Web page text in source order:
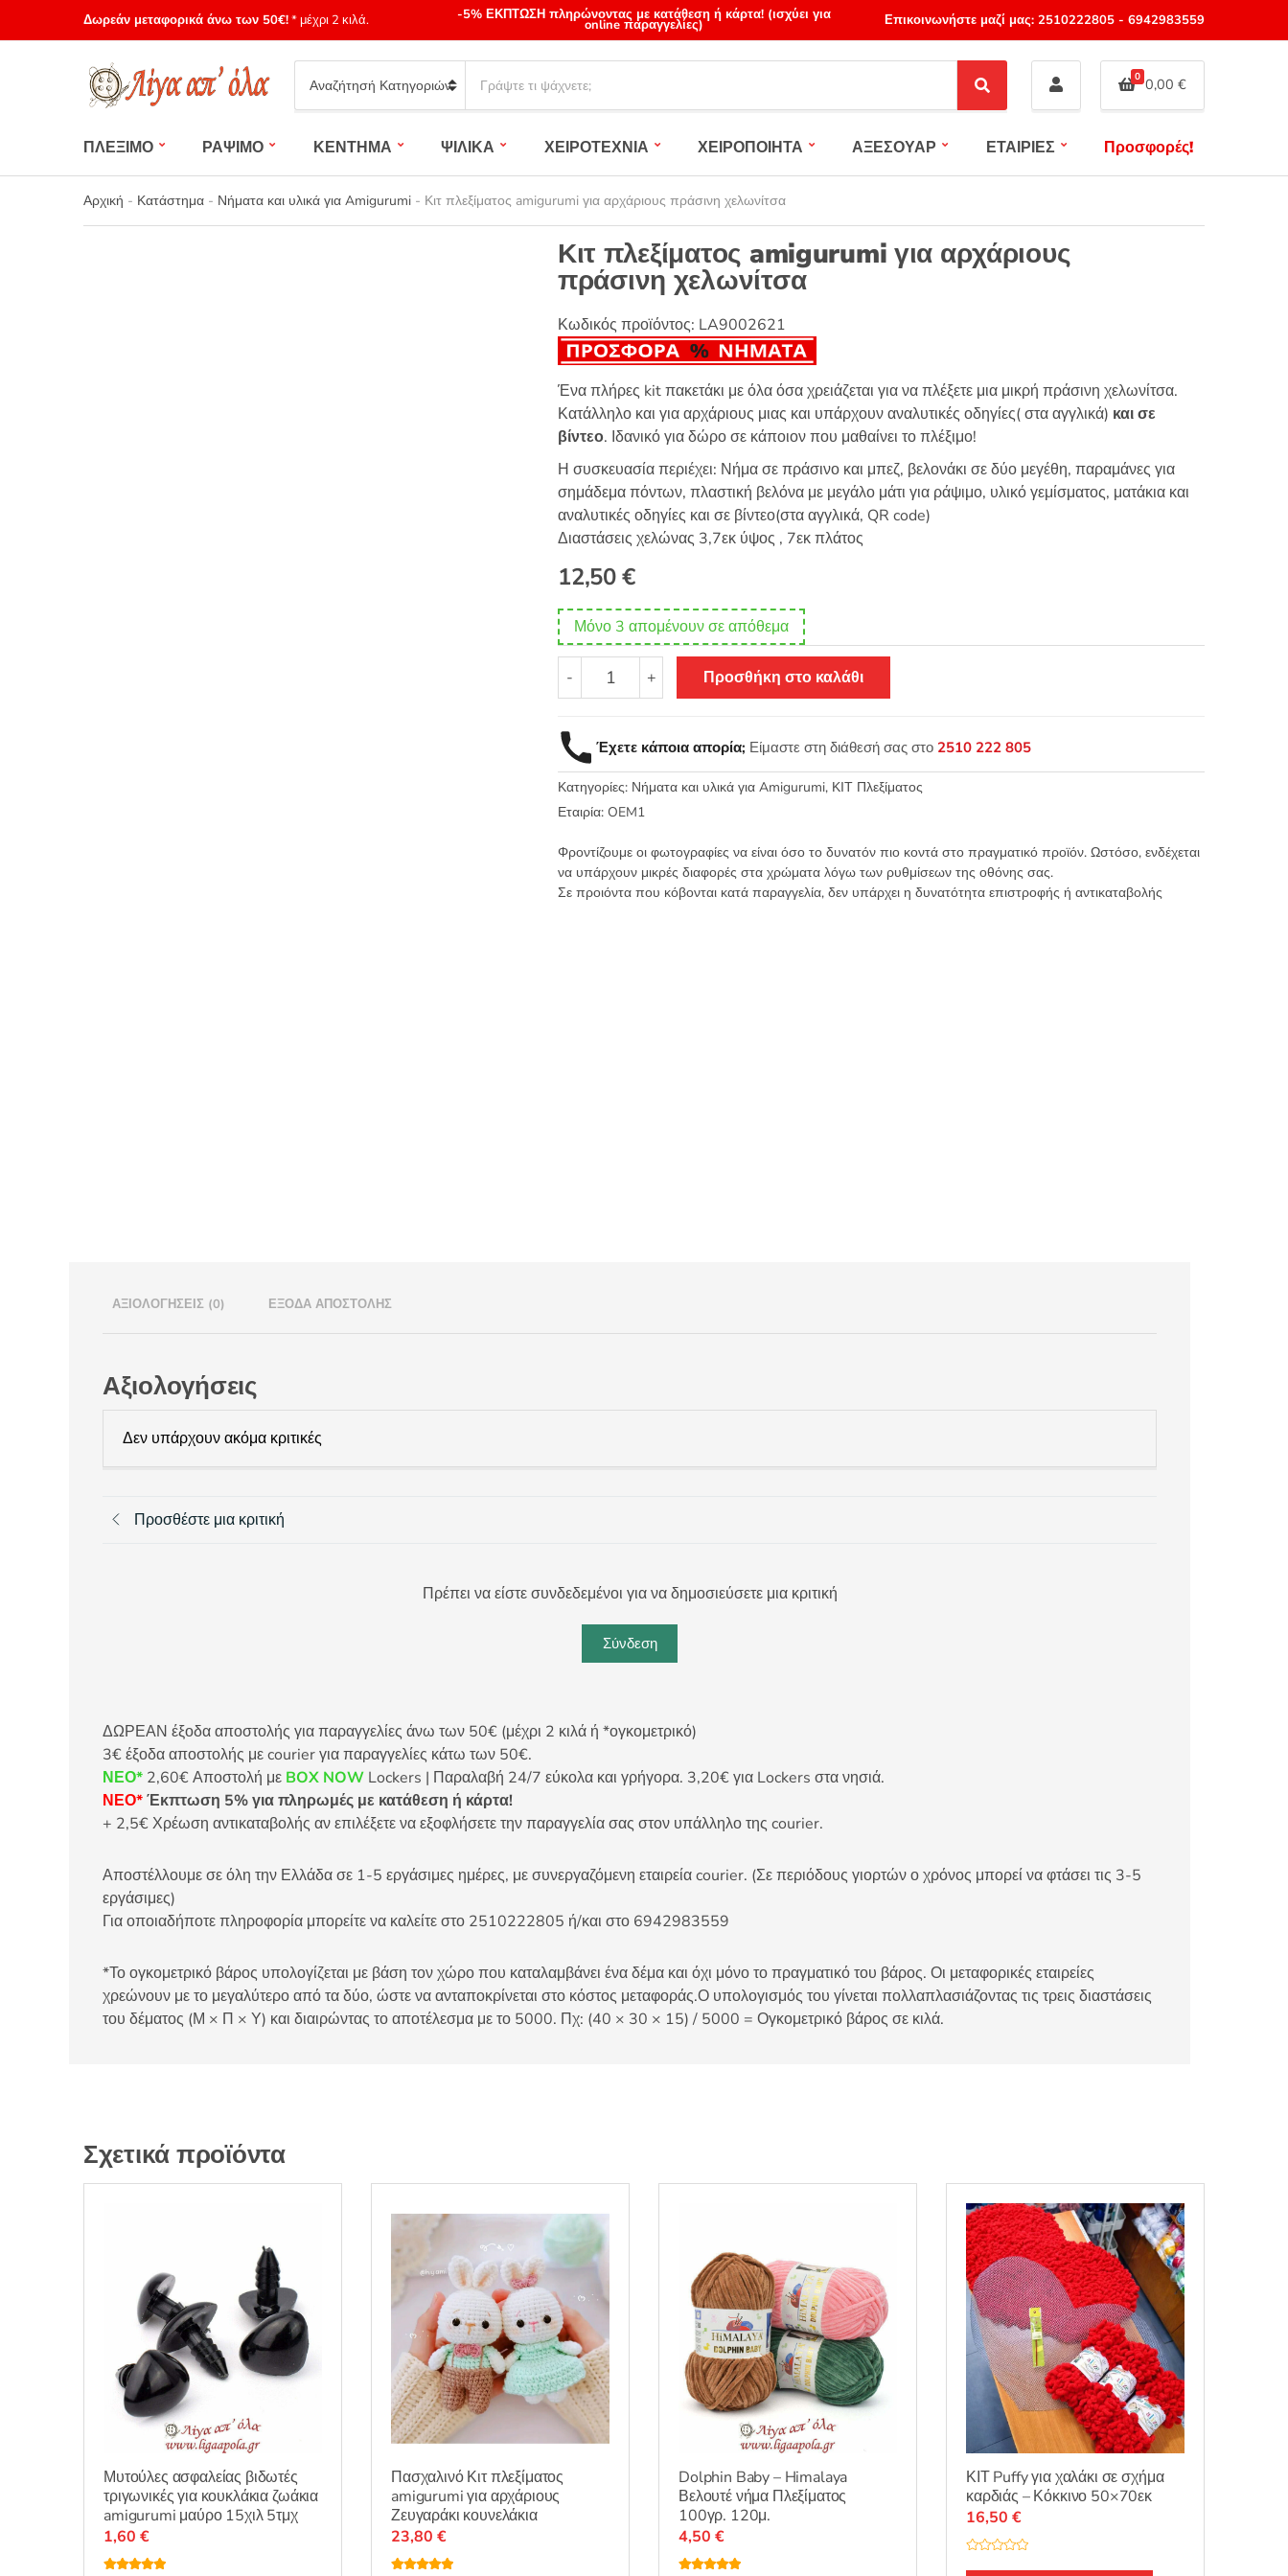
Δωρεάν μεταφορικά άνω των 50€!* μέχρι 2 κιλά. -5% ΕΚΠΤΩΣΗ πληρώνοντας με κατάθεση ή κάρτα! (ισχύει για
online παραγγελίες) Επικοινωνήστε μαζί μας: 2510222805- 6942983559
Category
name
a
c
h
p
S
e
c
0 0,00 €
ΠΛΕΞΙΜΟ ΡΑΨΙΜΟ ΚΕΝΤΗΜΑ ΨΙΛΙΚΑ ΧΕΙΡΟΤΕΧΝΙΑ ΧΕΙΡΟΠΟΙΗΤΑ ΑΞΕΣΟΥΑΡ ΕΤΑΙΡΙΕΣ Προσφορές!
Αρχική - Κατάστημα - Νήματα και υλικά για Amigurumi - Κιτ πλεξίματος amigurumi για αρχάριους πράσινη χελωνίτσα
Κιτ πλεξίματος amigurumi για αρχάριους
πράσινη χελωνίτσα
Κωδικός προϊόντος: LA9002621
Ένα πλήρες kit πακετάκι με όλα όσα χρειάζεται για να πλέξετε μια μικρή πράσινη χελωνίτσα.
Κατάλληλο και για αρχάριους μιας και υπάρχουν αναλυτικές οδηγίες( στα αγγλικά) και σε
βίντεο. Ιδανικό για δώρο σε κάποιον που μαθαίνει το πλέξιμο!
Η συσκευασία περιέχει: Νήμα σε πράσινο και μπεζ, βελονάκι σε δύο μεγέθη, παραμάνες για
σημάδεμα πόντων, πλαστική βελόνα με μεγάλο μάτι για ράψιμο, υλικό γεμίσματος, ματάκια και
αναλυτικές οδηγίες και σε βίντεο(στα αγγλικά, QR code)
Διαστάσεις χελώνας 3,7εκ ύψος , 7εκ πλάτος
12,50€
Μόνο 3 απομένουν σε απόθεμα
-
πλεξίματος
αρχάριους
πράσινη
χελωνίτσα
ποσότητα
+ Προσθήκη στο καλάθι
Έχετε κάποια απορία; Είμαστε στη διάθεσή σας στο 2510 222 805
Κατηγορίες: Νήματα και υλικά για Amigurumi, ΚΙΤ Πλεξίματος
Εταιρία: OEM1
Φροντίζουμε οι φωτογραφίες να είναι όσο το δυνατόν πιο κοντά στο πραγματικό προϊόν. Ωστόσο, ενδέχεται
να υπάρχουν μικρές διαφορές στα χρώματα λόγω των ρυθμίσεων της οθόνης σας.
Σε προιόντα που κόβονται κατά παραγγελία, δεν υπάρχει η δυνατότητα επιστροφής ή αντικαταβολής
ΑΞΙΟΛΟΓΉΣΕΙΣ (0) ΈΞΟΔΑ ΑΠΟΣΤΟΛΉΣ
Αξιολογήσεις
Δεν υπάρχουν ακόμα κριτικές
Προσθέστε μια κριτική
Πρέπει να είστε συνδεδεμένοι για να δημοσιεύσετε μια κριτική
Σύνδεση
ΔΩΡΕΑΝ έξοδα αποστολής για παραγγελίες άνω των 50€ (μέχρι 2 κιλά ή *ογκομετρικό)
3€ έξοδα αποστολής με courier για παραγγελίες κάτω των 50€.
ΝΕΟ* 2,60€ Αποστολή με BOX NOW Lockers | Παραλαβή 24/7 εύκολα και γρήγορα. 3,20€ για Lockers στα νησιά.
ΝΕΟ*Έκπτωση 5% για πληρωμές με κατάθεση ή κάρτα!
+ 2,5€ Χρέωση αντικαταβολής αν επιλέξετε να εξοφλήσετε την παραγγελία σας στον υπάλληλο της courier.
Αποστέλλουμε σε όλη την Ελλάδα σε 1-5 εργάσιμες ημέρες, με συνεργαζόμενη εταιρεία courier. (Σε περιόδους γιορτών ο χρόνος μπορεί να φτάσει τις 3-5
εργάσιμες)
Για οποιαδήποτε πληροφορία μπορείτε να καλείτε στο 2510222805 ή/και στο 6942983559
*Το ογκομετρικό βάρος υπολογίζεται με βάση τον χώρο που καταλαμβάνει ένα δέμα και όχι μόνο το πραγματικό του βάρος. Οι μεταφορικές εταιρείες
χρεώνουν με το μεγαλύτερο από τα δύο, ώστε να ανταποκρίνεται στο κόστος μεταφοράς.Ο υπολογισμός του γίνεται πολλαπλασιάζοντας τις τρεις διαστάσεις
του δέματος (Μ × Π × Υ) και διαιρώντας το αποτέλεσμα με το 5000. Πχ: (40 × 30 × 15) / 5000 = Ογκομετρικό βάρος σε κιλά.
Σχετικά προϊόντα
Μυτούλες ασφαλείας βιδωτές
τριγωνικές για κουκλάκια ζωάκια
amigurumi μαύρο 15χιλ 5τμχ
1,60 €
Πασχαλινό Κιτ πλεξίματος
amigurumi για αρχάριους
Ζευγαράκι κουνελάκια
23,80 €
Dolphin Baby – Himalaya
Βελουτέ νήμα Πλεξίματος
100γρ. 120μ.
4,50 €
ΚΙΤ Puffy για χαλάκι σε σχήμα
καρδιάς – Κόκκινο 50×70εκ
α
16,50 €